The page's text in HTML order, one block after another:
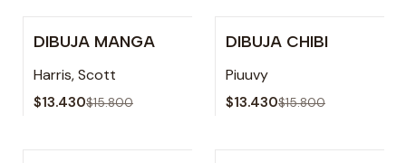
-15% OFF
DIBUJA MANGA
Harris, Scott
$13.430$15.800
-15% OFF
Agotado
DIBUJA CHIBI
Piuuvy
$13.430$15.800